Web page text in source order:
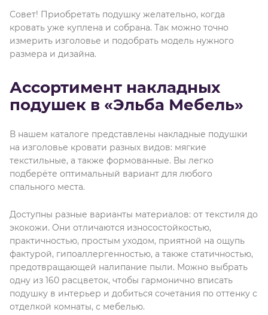
Совет! Приобретать подушку желательно, когда
кровать уже куплена и собрана. Так можно точно
измерить изголовье и подобрать модель нужного
размера и дизайна.
Ассортимент накладных
подушек в «Эльба Мебель»
В нашем каталоге представлены накладные подушки
на изголовье кровати разных видов: мягкие
текстильные, а также формованные. Вы легко
подберёте оптимальный вариант для любого
спального места.
Доступны разные варианты материалов: от текстиля до
экокожи. Они отличаются износостойкостью,
практичностью, простым уходом, приятной на ощупь
фактурой, гипоаллергенностью, а также статичностью,
предотвращающей налипание пыли. Можно выбрать
одну из 160 расцветок, чтобы гармонично вписать
подушку в интерьер и добиться сочетания по оттенку с
отделкой комнаты, с мебелью.